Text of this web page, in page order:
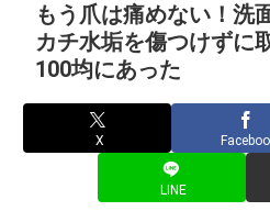
もう爪は痛めない！洗
カチ水垢を傷つけずに
100均にあった
X
LINE